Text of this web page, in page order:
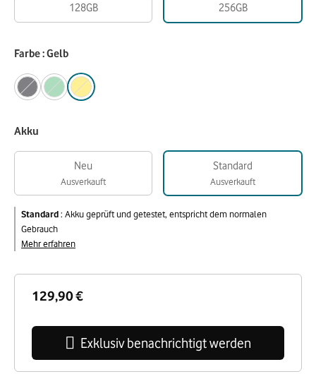
129,90 €
Exklusiv benachrichtigt werden
128GB 256GB
Farbe : Gelb
Akku
Neu
Ausverkauft
Standard
Ausverkauft
Standard: Akku geprüft und getestet, entspricht dem normalen
Gebrauch
Mehr erfahren